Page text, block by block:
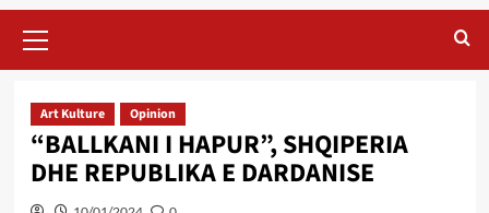
Menu
Art Kulture Opinion
“BALLKANI I HAPUR”, SHQIPERIA
DHE REPUBLIKA E DARDANISE